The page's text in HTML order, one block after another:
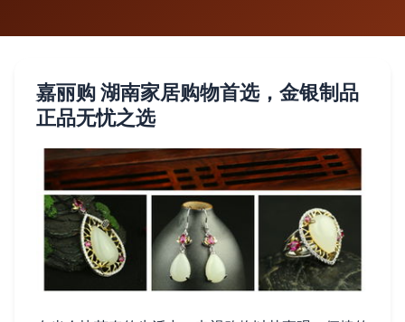
嘉丽购 湖南家居购物首选，金银制品
正品无忧之选